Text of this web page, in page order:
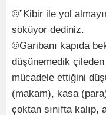
©”Kibir ile yol
söküyor dediniz.
©Garibanı kapıda
düşünemedik
mücadele ettiğini
(makam), kasa
çoktan sınıfta kalıp,